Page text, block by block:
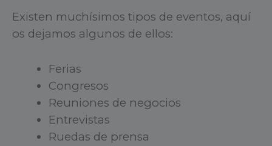
Existen muchísimos tipos de eventos, aquí
os dejamos algunos de ellos:
Ferias
Congresos
Reuniones de negocios
Entrevistas
Ruedas de prensa